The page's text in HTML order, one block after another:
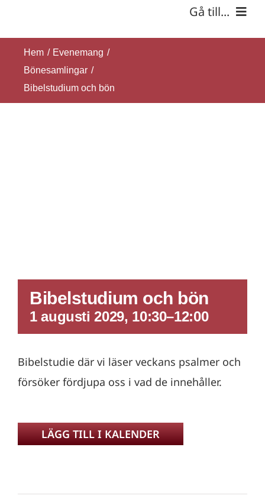
innehållet
Gå till...
Om oss
Hem
Evenemang
Bönesamlingar
Bibelstudium och bön
Bibelstudium och bön
1 augusti 2029, 10:30–12:00
Bibelstudie där vi läser veckans psalmer och
försöker fördjupa oss i vad de innehåller.
LÄGG TILL I KALENDER